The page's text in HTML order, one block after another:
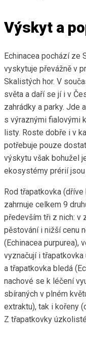
Výskyt a
Echinacea pochází ze
vyskytuje převážně v
Skalistých hor. V
světa a daří se jí i v
zahrádky a parky. Jde
s výraznými fialovými
listy. Roste dobře i v
potřebuje pouze
výskytu však bohužel
ekosystémy prérií
Rod třapatkovka (dříve
zahrnuje celkem 9
především tři z nich: v
pěstování i nižší cenu
(Echinacea purpurea),
vyznačují i
a třapatkovka bledá
nachové se k léčení
sbíraných v plném
extraktu), tak i kořeny
Z třapatkovky